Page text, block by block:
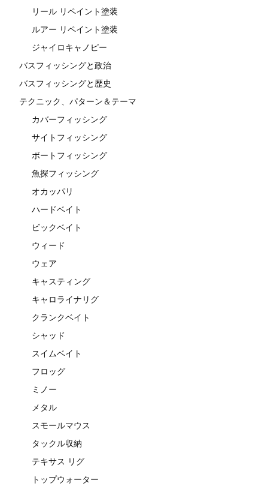
リール リペイント塗装
ルアー リペイント塗装
ジャイロキャノピー
バスフィッシングと政治
バスフィッシングと歴史
テクニック、パターン＆テーマ
カバーフィッシング
サイトフィッシング
ボートフィッシング
魚探フィッシング
オカッパリ
ハードベイト
ビックベイト
ウィード
ウェア
キャスティング
キャロライナリグ
クランクベイト
シャッド
スイムベイト
フロッグ
ミノー
メタル
スモールマウス
タックル収納
テキサス リグ
トップウォーター